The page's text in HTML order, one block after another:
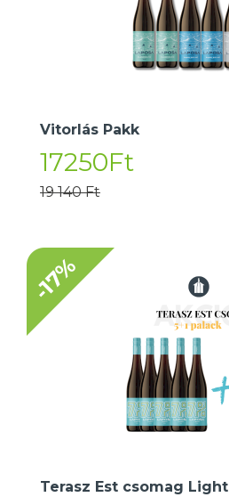
Vitorlás Pakk
17250Ft
19 140 Ft
-17%
Terasz Est csomag Light